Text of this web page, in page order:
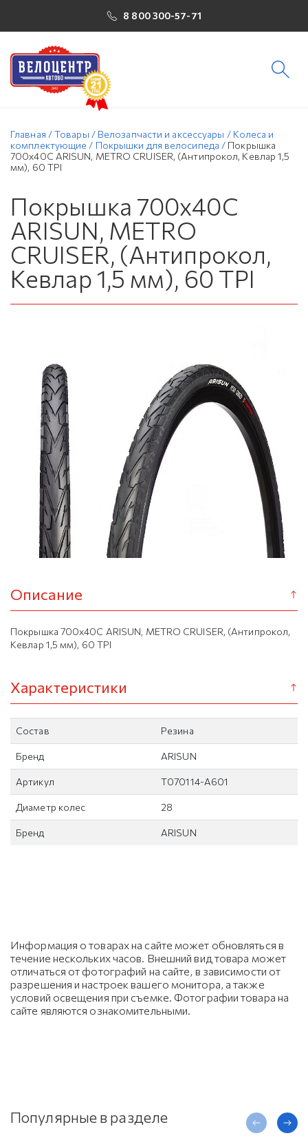
8 800 300-57-71
Главная /Товары / Велозапчасти и аксессуары / Колеса и
комплектующие / Покрышки для велосипеда / Покрышка
700х40C ARISUN, METRO CRUISER, (Антипрокол, Кевлар 1,5
мм), 60 TPI
Покрышка 700х40C
ARISUN, METRO
CRUISER, (Антипрокол,
Кевлар 1,5 мм), 60 TPI
Описание
Покрышка 700х40C ARISUN, METRO CRUISER, (Антипрокол,
Кевлар 1,5 мм), 60 TPI
Характеристики
Состав Резина
Бренд ARISUN
Артикул T070114-A601
Диаметр колес 28
Бренд ARISUN
Информация о товарах на сайте может обновляться в
течение нескольких часов. Внешний вид товара может
отличаться от фотографий на сайте, в зависимости от
разрешения и настроек вашего монитора, а также
условий освещения при съемке. Фотографии товара на
сайте являются ознакомительными.
Популярные в разделе